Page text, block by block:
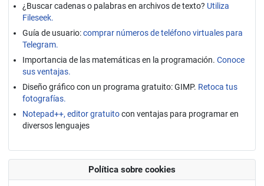
¿Buscar cadenas o palabras en archivos de texto? Utiliza
Fileseek.
Guía de usuario:comprar números de teléfono virtuales para
Telegram.
Importancia de las matemáticas en la programación. Conoce
sus ventajas.
Diseño gráfico con un programa gratuito: GIMP. Retoca tus
fotografías.
Notepad++, editor gratuitocon ventajas para programar en
diversos lenguajes
Política sobre cookies